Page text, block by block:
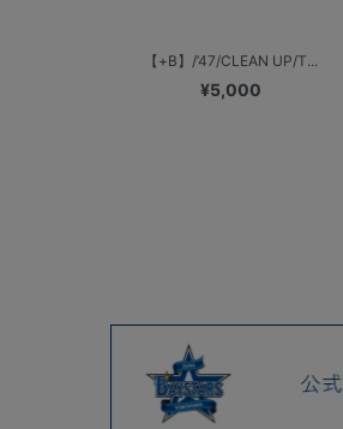
【+B】/’47/CLEAN UP/T...
¥5,000